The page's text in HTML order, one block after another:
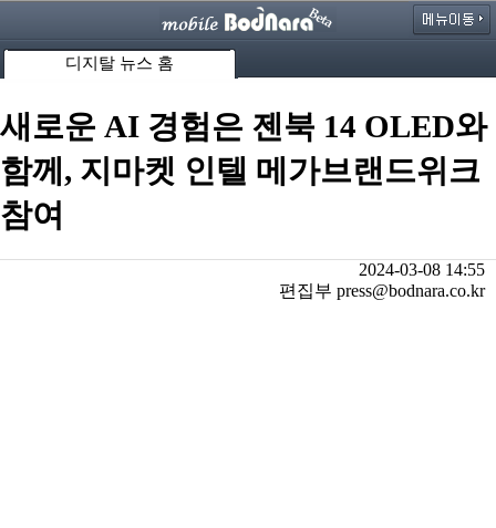
디지탈 뉴스 홈
새로운 AI 경험은 젠북 14 OLED와
함께, 지마켓 인텔 메가브랜드위크
참여
2024-03-08 14:55
편집부 press@bodnara.co.kr